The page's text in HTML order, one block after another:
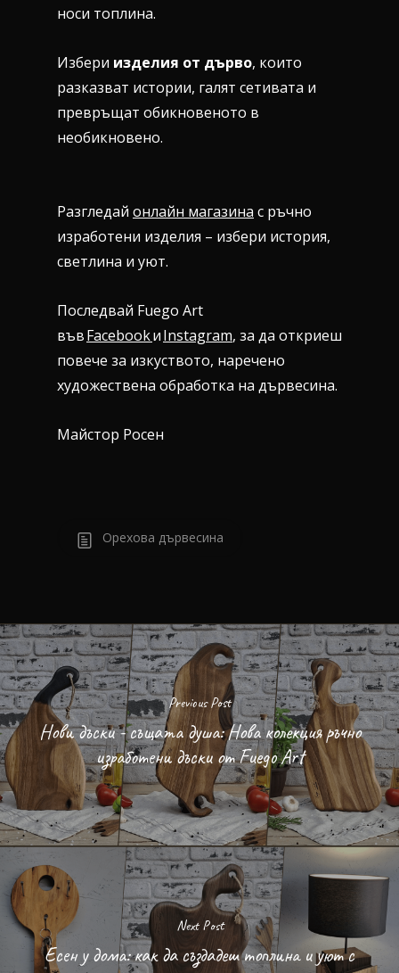
носи топлина.
Избери изделия от дърво, които
разказват истории, галят сетивата и
превръщат обикновеното в
необикновено.
Разгледай онлайн магазина с ръчно
изработени изделия – избери история,
светлина и уют.
Последвай Fuego Art
въвFacebookиInstagram, за да откриеш
повече за изкуството, наречено
художествена обработка на дървесина.
Майстор Росен
Орехова дървесина
Previous Post
Нови дъски - същата душа: Нова колекция ръчно
изработени дъски от Fuego Art
Next Post
Есен у дома: как да създадеш топлина и уют с